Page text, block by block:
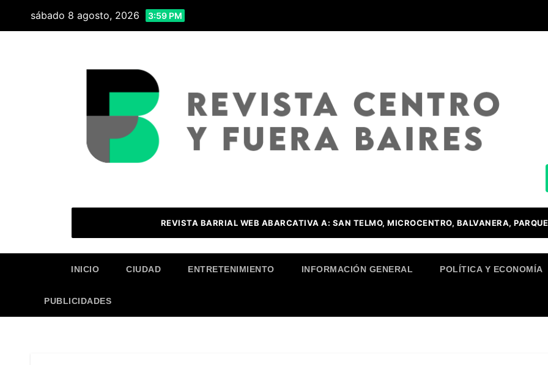
sábado 8 agosto, 2026 3:59 PM
REVISTA BARRIAL WEB ABARCATIVA A: SAN TELMO, MICROCENTRO, BALVANERA,
INICIO CIUDAD ENTRETENIMIENTO INFORMACIÓN GENERAL POLÍTICA Y ECONOMÍA
PUBLICIDADES